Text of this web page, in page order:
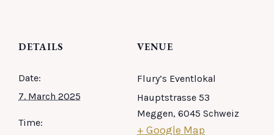
DETAILS
Date:
7. March 2025
Time:
VENUE
Flury’s Eventlokal
Hauptstrasse 53
Meggen, 6045 Schweiz
+ Google Map